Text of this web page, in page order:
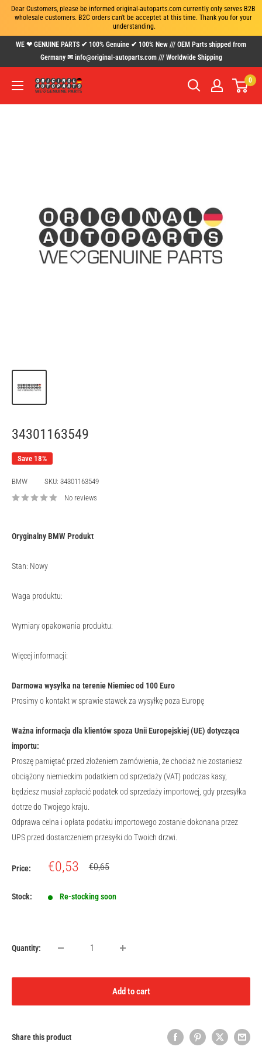
Dear Customers, please be informed original-autoparts.com currently only serves B2B
wholesale customers. B2C orders can't be acceptet at this time. Thank you for your
understanding.
WE ❤ GENUINE PARTS ✔ 100% Genuine ✔ 100% New /// OEM Parts shipped from
Germany ✉ info@original-autoparts.com /// Worldwide Shipping
www.original-
0
34301163549
Save 18%
BMW SKU: 34301163549
No reviews
Oryginalny BMW Produkt
Stan: Nowy
Waga produktu:
Wymiary opakowania produktu:
Więcej informacji:
Darmowa wysyłka na terenie Niemiec od 100 Euro
Prosimy o kontakt w sprawie stawek za wysyłkę poza Europę
Ważna informacja dla klientów spoza Unii Europejskiej (UE) dotycząca
importu:
Proszę pamiętać przed złożeniem zamówienia, że chociaż nie zostaniesz
obciążony niemieckim podatkiem od sprzedaży (VAT) podczas kasy,
będziesz musiał zapłacić podatek od sprzedaży importowej, gdy przesyłka
dotrze do Twojego kraju.
Odprawa celna i opłata podatku importowego zostanie dokonana przez
UPS przed dostarczeniem przesyłki do Twoich drzwi.
Price:
Sale
€0,53
Regular
€0,65
Stock: Re-stocking soon
Quantity:
Add to cart
Share this product